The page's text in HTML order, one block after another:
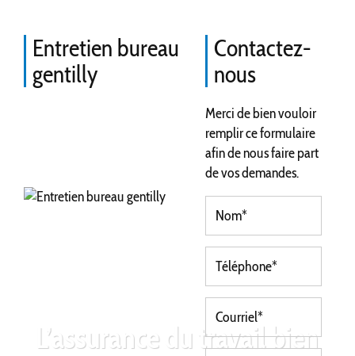
L’assurance du travail bien
Entretien bureau
gentilly
Contactez-
nous
Merci de bien vouloir
remplir ce formulaire
afin de nous faire part
de vos demandes.